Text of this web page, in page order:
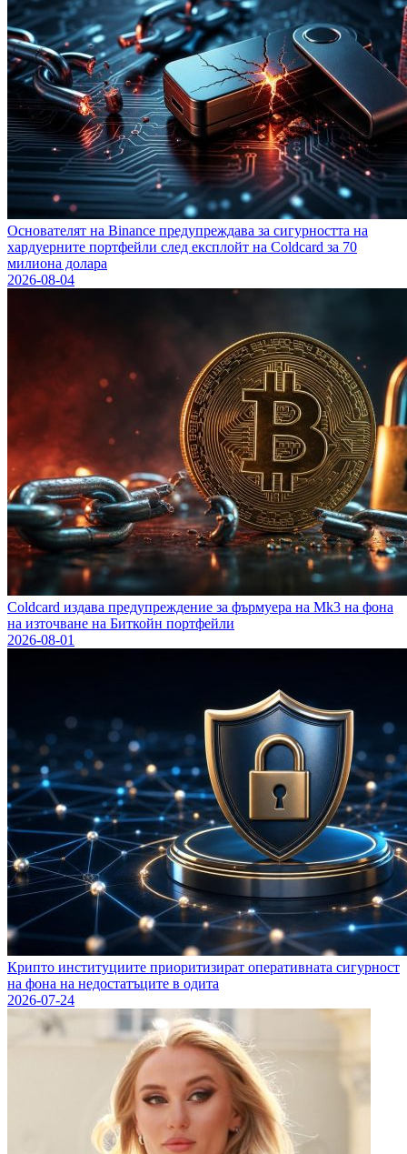
Основателят на Binance предупреждава за сигурността на
хардуерните портфейли след експлойт на Coldcard за 70
милиона долара
2026-08-04
Coldcard издава предупреждение за фърмуера на Mk3 на фона
на източване на Биткойн портфейли
2026-08-01
Крипто институциите приоритизират оперативната сигурност
на фона на недостатъците в одита
2026-07-24